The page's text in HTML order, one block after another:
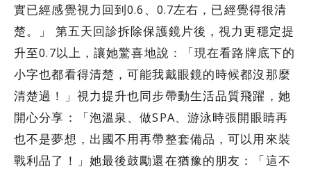
實已經感覺視力回到0.6、0.7左右，已經覺得很清
楚。」 第五天回診拆除保護鏡片後，視力更穩定提
升至0.7以上，讓她驚喜地說：「現在看路牌底下的
小字也都看得清楚，可能我戴眼鏡的時候都沒那麼
清楚過！」視力提升也同步帶動生活品質飛躍，她
開心分享：「泡溫泉、做SPA、游泳時張開眼睛再
也不是夢想，出國不用再帶整套備品，可以用來裝
戰利品了！」她最後鼓勵還在猶豫的朋友：「這不